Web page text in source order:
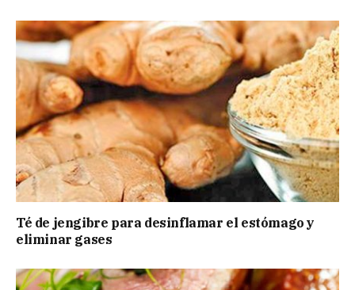
Té de jengibre para desinflamar el estómago y
eliminar gases